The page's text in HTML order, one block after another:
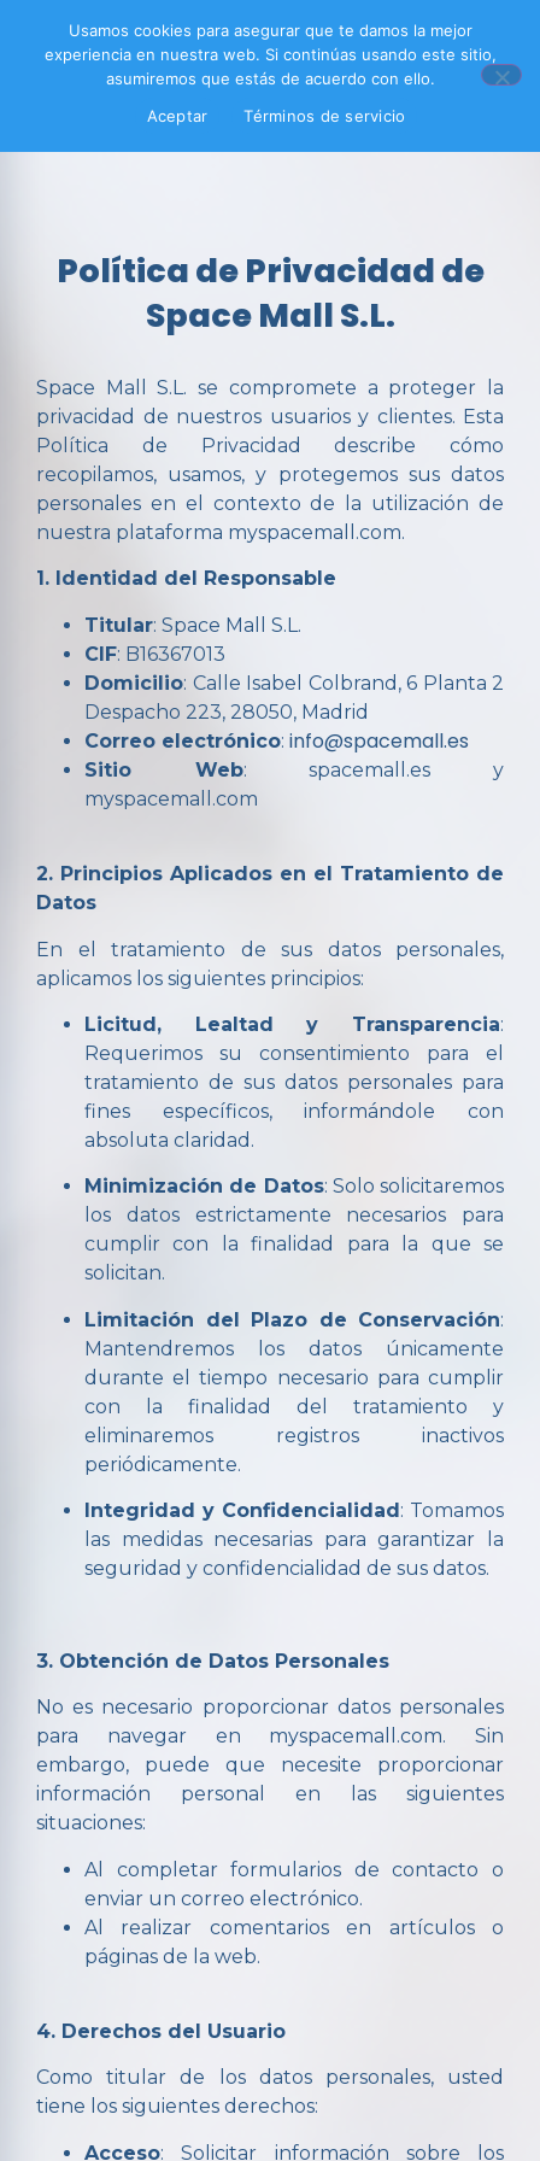
Política de Privacidad de
Space Mall S.L.
Space Mall S.L. se compromete a proteger la
privacidad de nuestros usuarios y clientes. Esta
Política de Privacidad describe cómo
recopilamos, usamos, y protegemos sus datos
personales en el contexto de la utilización de
nuestra plataforma myspacemall.com.
1. Identidad del Responsable
Titular: Space Mall S.L.
CIF: B16367013
Domicilio: Calle Isabel Colbrand, 6 Planta 2
Despacho 223, 28050, Madrid
Correo electrónico: info@spacemall.es
Sitio Web: spacemall.es y
myspacemall.com
2. Principios Aplicados en el Tratamiento de
Datos
En el tratamiento de sus datos personales,
aplicamos los siguientes principios:
Licitud, Lealtad y Transparencia:
Requerimos su consentimiento para el
tratamiento de sus datos personales para
fines específicos, informándole con
absoluta claridad.
Minimización de Datos: Solo solicitaremos
los datos estrictamente necesarios para
cumplir con la finalidad para la que se
solicitan.
Limitación del Plazo de Conservación:
Mantendremos los datos únicamente
durante el tiempo necesario para cumplir
con la finalidad del tratamiento y
eliminaremos registros inactivos
periódicamente.
Integridad y Confidencialidad: Tomamos
las medidas necesarias para garantizar la
seguridad y confidencialidad de sus datos.
3. Obtención de Datos Personales
No es necesario proporcionar datos personales
para navegar en myspacemall.com. Sin
embargo, puede que necesite proporcionar
información personal en las siguientes
situaciones:
Al completar formularios de contacto o
enviar un correo electrónico.
Al realizar comentarios en artículos o
páginas de la web.
4. Derechos del Usuario
Como titular de los datos personales, usted
tiene los siguientes derechos:
Acceso: Solicitar información sobre los
Usamos cookies para asegurar que te damos la mejor
experiencia en nuestra web. Si continúas usando este sitio,
asumiremos que estás de acuerdo con ello.
Aceptar
Términos de servicio